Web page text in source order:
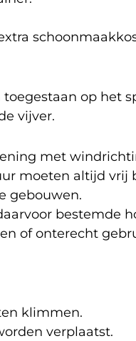
op het
vijver.
met
moeten altijd vrij
gebouwen.
bestemde
of onterecht
klimmen.
verplaatst.